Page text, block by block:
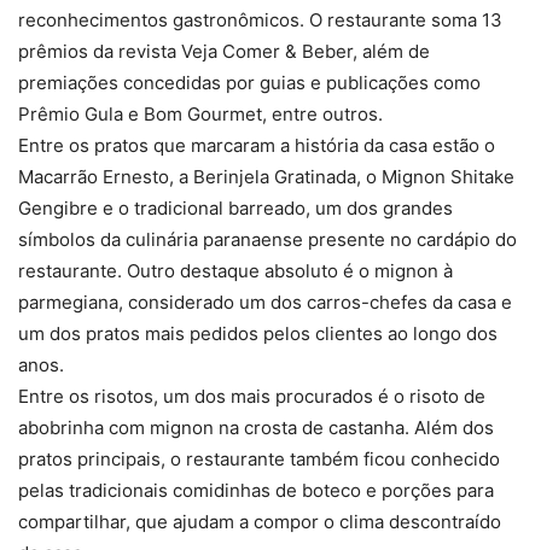
reconhecimentos gastronômicos. O restaurante soma 13
prêmios da revista Veja Comer & Beber, além de
premiações concedidas por guias e publicações como
Prêmio Gula e Bom Gourmet, entre outros.
Entre os pratos que marcaram a história da casa estão o
Macarrão Ernesto, a Berinjela Gratinada, o Mignon Shitake
Gengibre e o tradicional barreado, um dos grandes
símbolos da culinária paranaense presente no cardápio do
restaurante. Outro destaque absoluto é o mignon à
parmegiana, considerado um dos carros-chefes da casa e
um dos pratos mais pedidos pelos clientes ao longo dos
anos.
Entre os risotos, um dos mais procurados é o risoto de
abobrinha com mignon na crosta de castanha. Além dos
pratos principais, o restaurante também ficou conhecido
pelas tradicionais comidinhas de boteco e porções para
compartilhar, que ajudam a compor o clima descontraído